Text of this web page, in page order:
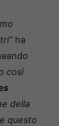
ha
così
della
questo